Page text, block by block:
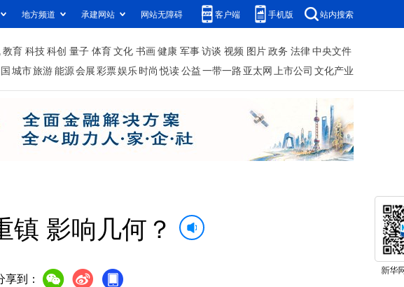
地方频道 承建网站 网站无障碍 客户端 手机版 站内搜索
教育 科技科创 量子 体育文化 书画健康 军事访谈 视频 图片政务 法律中央文件
城市旅游能源会展彩票娱乐时尚 悦读公益一带一路 亚太网上市公司 文化产业
镇 影响几何？
享到：